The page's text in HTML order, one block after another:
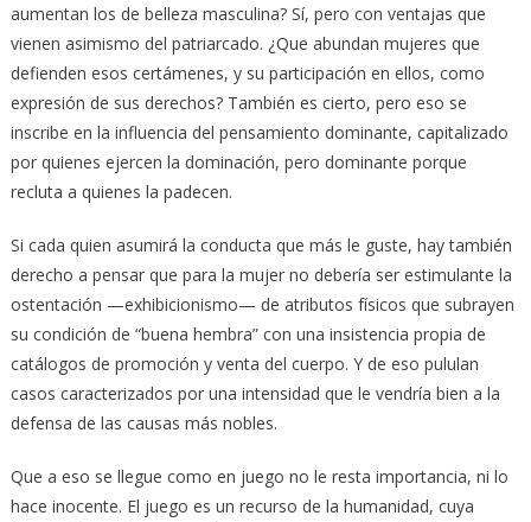
aumentan los de belleza masculina? Sí, pero con ventajas que
vienen asimismo del patriarcado. ¿Que abundan mujeres que
defienden esos certámenes, y su participación en ellos, como
expresión de sus derechos? También es cierto, pero eso se
inscribe en la influencia del pensamiento dominante, capitalizado
por quienes ejercen la dominación, pero dominante porque
recluta a quienes la padecen.
Si cada quien asumirá la conducta que más le guste, hay también
derecho a pensar que para la mujer no debería ser estimulante la
ostentación —exhibicionismo— de atributos físicos que subrayen
su condición de “buena hembra” con una insistencia propia de
catálogos de promoción y venta del cuerpo. Y de eso pululan
casos caracterizados por una intensidad que le vendría bien a la
defensa de las causas más nobles.
Que a eso se llegue como en juego no le resta importancia, ni lo
hace inocente. El juego es un recurso de la humanidad, cuya